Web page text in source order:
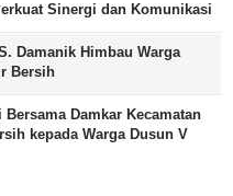
Sinergi dan Komunikasi
Damanik Himbau Warga
Bersih
Damkar Kecamatan
kepada Warga Dusun V